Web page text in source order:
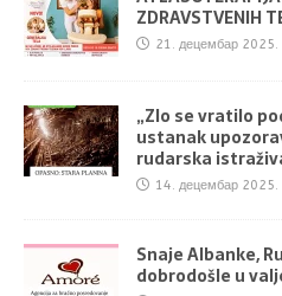
ZDRAVSTVENIH
21. децембар 2025.
„Zlo se vratilo
ustanak
rudarska
14. децембар 2025.
Snaje Albanke,
dobrodošle u